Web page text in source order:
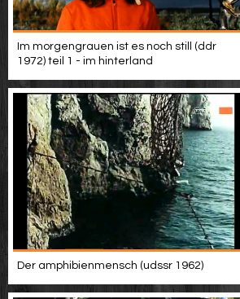
Im morgengrauen ist es noch still (ddr
1972) teil 1 - im hinterland
Der amphibienmensch (udssr 1962)